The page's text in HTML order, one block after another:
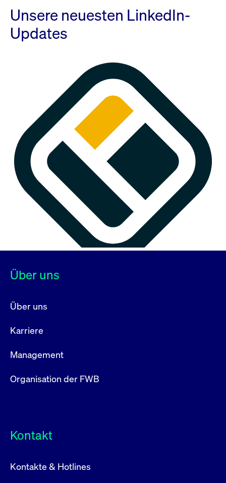
Unsere neuesten LinkedIn-
Updates
Über uns
Über uns
Karriere
Management
Organisation der FWB
Kontakt
Kontakte & Hotlines